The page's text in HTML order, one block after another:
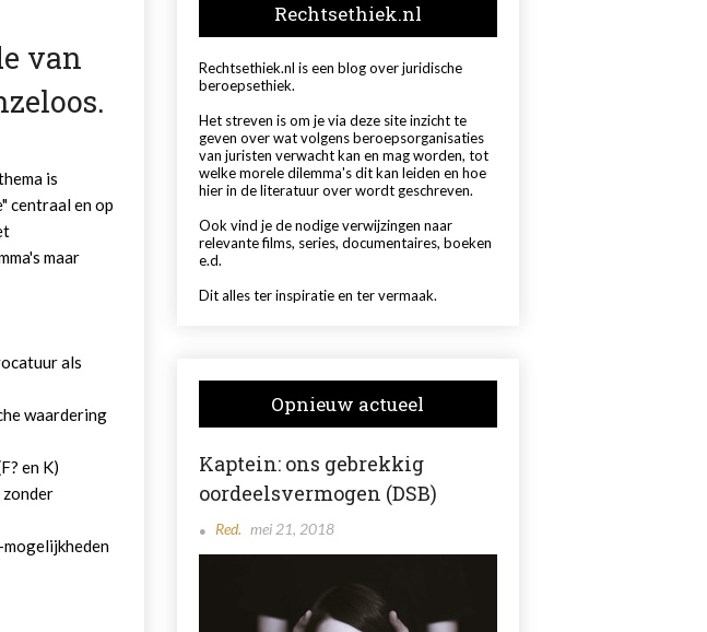
van
is
centraal en op
maar
als
waardering
en K)
zonder
mogelijkheden
Rechtsethiek.nl
Rechtsethiek.nl is een blog over juridische
beroepsethiek.
Het streven is om je via deze site inzicht te
geven over wat volgens beroepsorganisaties
van juristen verwacht kan en mag worden, tot
welke morele dilemma's dit kan leiden en hoe
hier in de literatuur over wordt geschreven.
Ook vind je de nodige verwijzingen naar
relevante films, series, documentaires, boeken
e.d.
Dit alles ter inspiratie en ter vermaak.
Opnieuw actueel
Kaptein: ons gebrekkig
oordeelsvermogen (DSB)
Red. mei 21, 2018